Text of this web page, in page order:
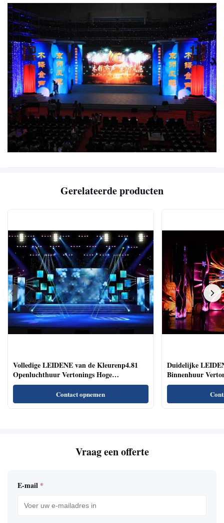
Gerelateerde producten
Volledige LEIDENE van de Kleurenp4.81
Openluchthuur Vertonings Hoge
Vernieuwingsfrequentie Brede het Bekijken
Contact opnemen
Duidelijke
Binnenhuur
Lezingszalen/
Vraag een offerte
E-mail *